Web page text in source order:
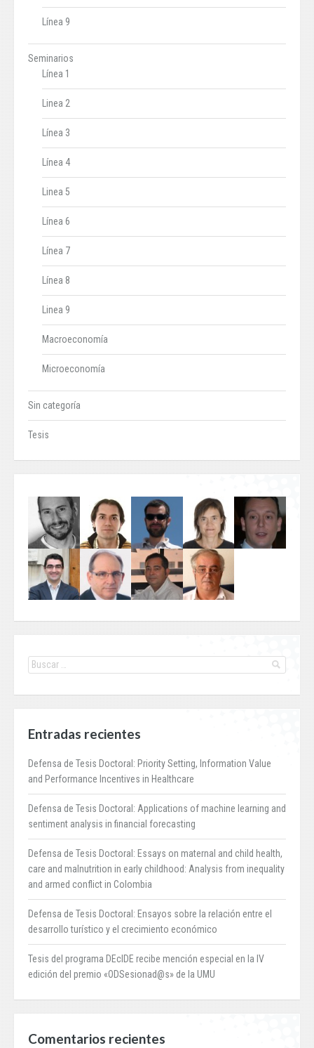
Línea 9
Seminarios
Línea 1
Linea 2
Línea 3
Línea 4
Linea 5
Línea 6
Línea 7
Línea 8
Linea 9
Macroeconomía
Microeconomía
Sin categoría
Tesis
Entradas recientes
Defensa de Tesis Doctoral: Priority Setting, Information Value
and Performance Incentives in Healthcare
Defensa de Tesis Doctoral: Applications of machine learning and
sentiment analysis in financial forecasting
Defensa de Tesis Doctoral: Essays on maternal and child health,
care and malnutrition in early childhood: Analysis from inequality
and armed conflict in Colombia
Defensa de Tesis Doctoral: Ensayos sobre la relación entre el
desarrollo turístico y el crecimiento económico
Tesis del programa DEcIDE recibe mención especial en la IV
edición del premio «ODSesionad@s» de la UMU
Comentarios recientes